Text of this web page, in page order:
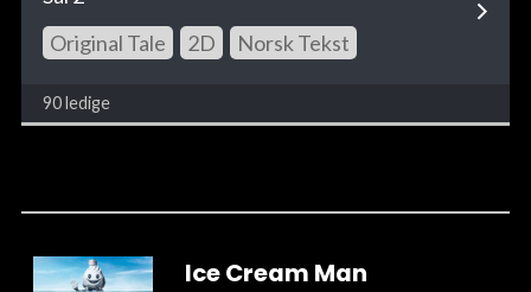
Original Tale
2D Norsk Tekst
90 ledige
Ice Cream Man